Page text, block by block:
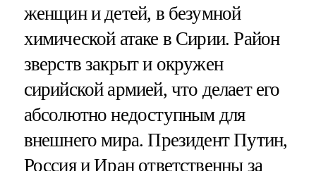
женщин и детей, в безумной
химической атаке в Сирии. Район
зверств закрыт и окружен
сирийской армией, что делает его
абсолютно недоступным для
внешнего мира. Президент Путин,
Россия и Иран ответственны за